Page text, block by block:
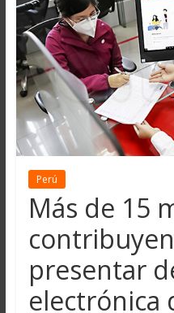
Perú
Más de 15
presentar
electrónica